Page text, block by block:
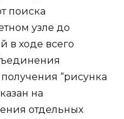
поиска
узле до
в ходе всего
“рисунка
на
отдельных